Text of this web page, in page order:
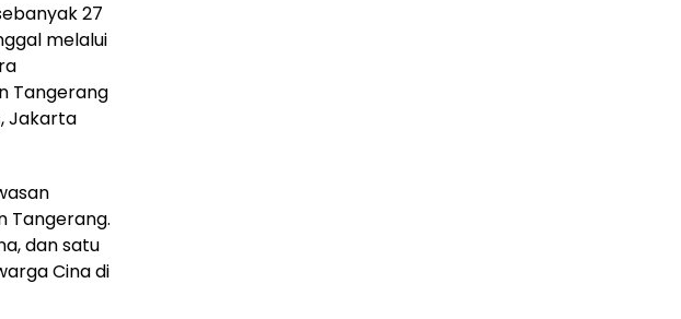
27
melalui
Tangerang
Jakarta
Tangerang.
dan satu
Cina di